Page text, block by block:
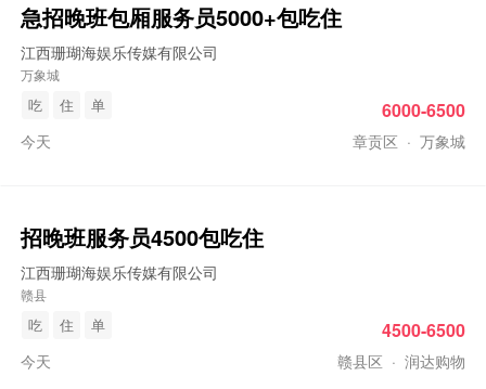
急招晚班包厢服务员5000+包吃住
江西珊瑚海娱乐传媒有限公司
万象城
吃 住 单
今天 章贡区 · 万象城
6000-6500
招晚班服务员4500包吃住
江西珊瑚海娱乐传媒有限公司
赣县
吃 住 单
今天 赣县区 · 润达购物
4500-6500